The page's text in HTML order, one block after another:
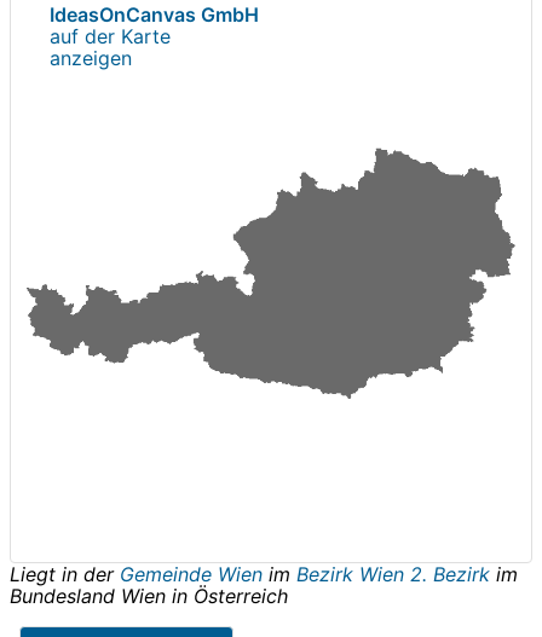
IdeasOnCanvas GmbH
auf der Karte
anzeigen
Liegt in der Gemeinde Wien im Bezirk Wien 2. Bezirk im
Bundesland Wien in Österreich